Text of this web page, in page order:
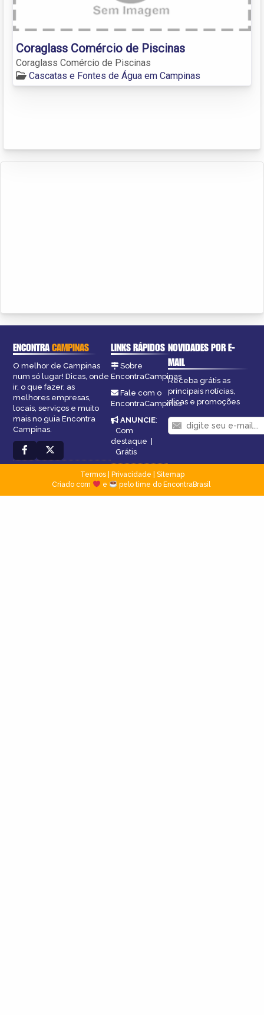
Coraglass Comércio de Piscinas
Coraglass Comércio de Piscinas
Cascatas e Fontes de Água em Campinas
ENCONTRACAMPINAS
O melhor de Campinas
num só lugar! Dicas, onde
ir, o que fazer, as
melhores empresas,
locais, serviços e muito
mais no guia Encontra
Campinas.
LINKS RÁPIDOS
Sobre
EncontraCampinas
Fale com o
EncontraCampinas
ANUNCIE:
Com
destaque |
Grátis
NOVIDADES POR E-
MAIL
Receba grátis as
principais notícias,
dicas e promoções
Termos| Privacidade
Sitemap
Criado com
e pelo time do EncontraBrasil